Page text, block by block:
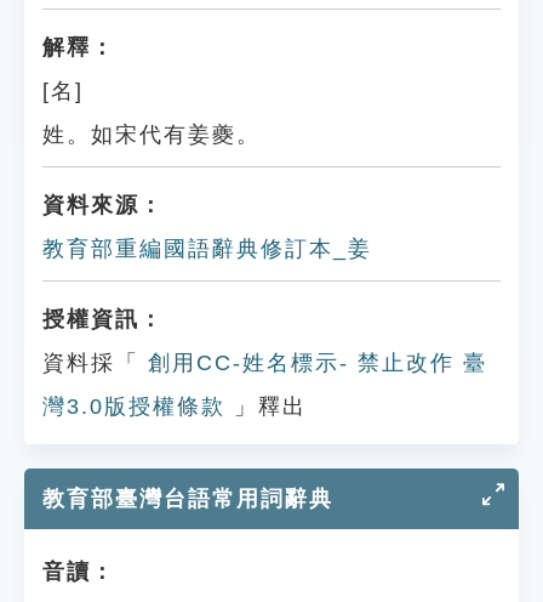
解釋：
[名]
姓。如宋代有姜夔。
資料來源：
教育部重編國語辭典修訂本_姜
授權資訊：
資料採「
創用CC-姓名標示- 禁止改作 臺
灣3.0版授權條款
」釋出
教育部臺灣台語常用詞辭典
音讀：